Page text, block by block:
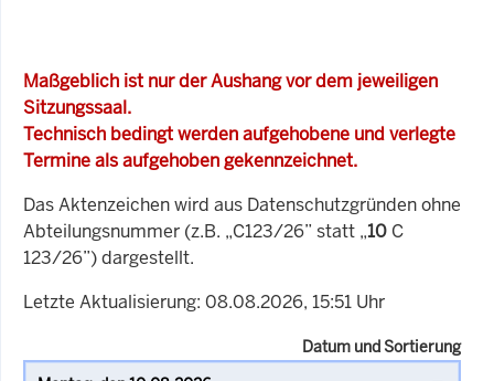
Maßgeblich ist nur der Aushang vor dem jeweiligen
Sitzungssaal.
Technisch bedingt werden aufgehobene und verlegte
Termine als aufgehoben gekennzeichnet.
Das Aktenzeichen wird aus Datenschutzgründen ohne
Abteilungsnummer (z.B. „C123/26” statt „10 C
123/26”) dargestellt.
Letzte Aktualisierung: 08.08.2026, 15:51 Uhr
Datum und Sortierung